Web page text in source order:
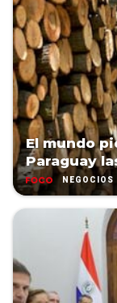
El mundo
Paraguay
NEGOCIOS